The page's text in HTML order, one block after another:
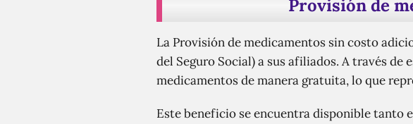
Provisión de
La Provisión de medicamentos sin costo
del Seguro Social) a sus afiliados. A través de
medicamentos de manera gratuita, lo que
Este beneficio se encuentra disponible tanto